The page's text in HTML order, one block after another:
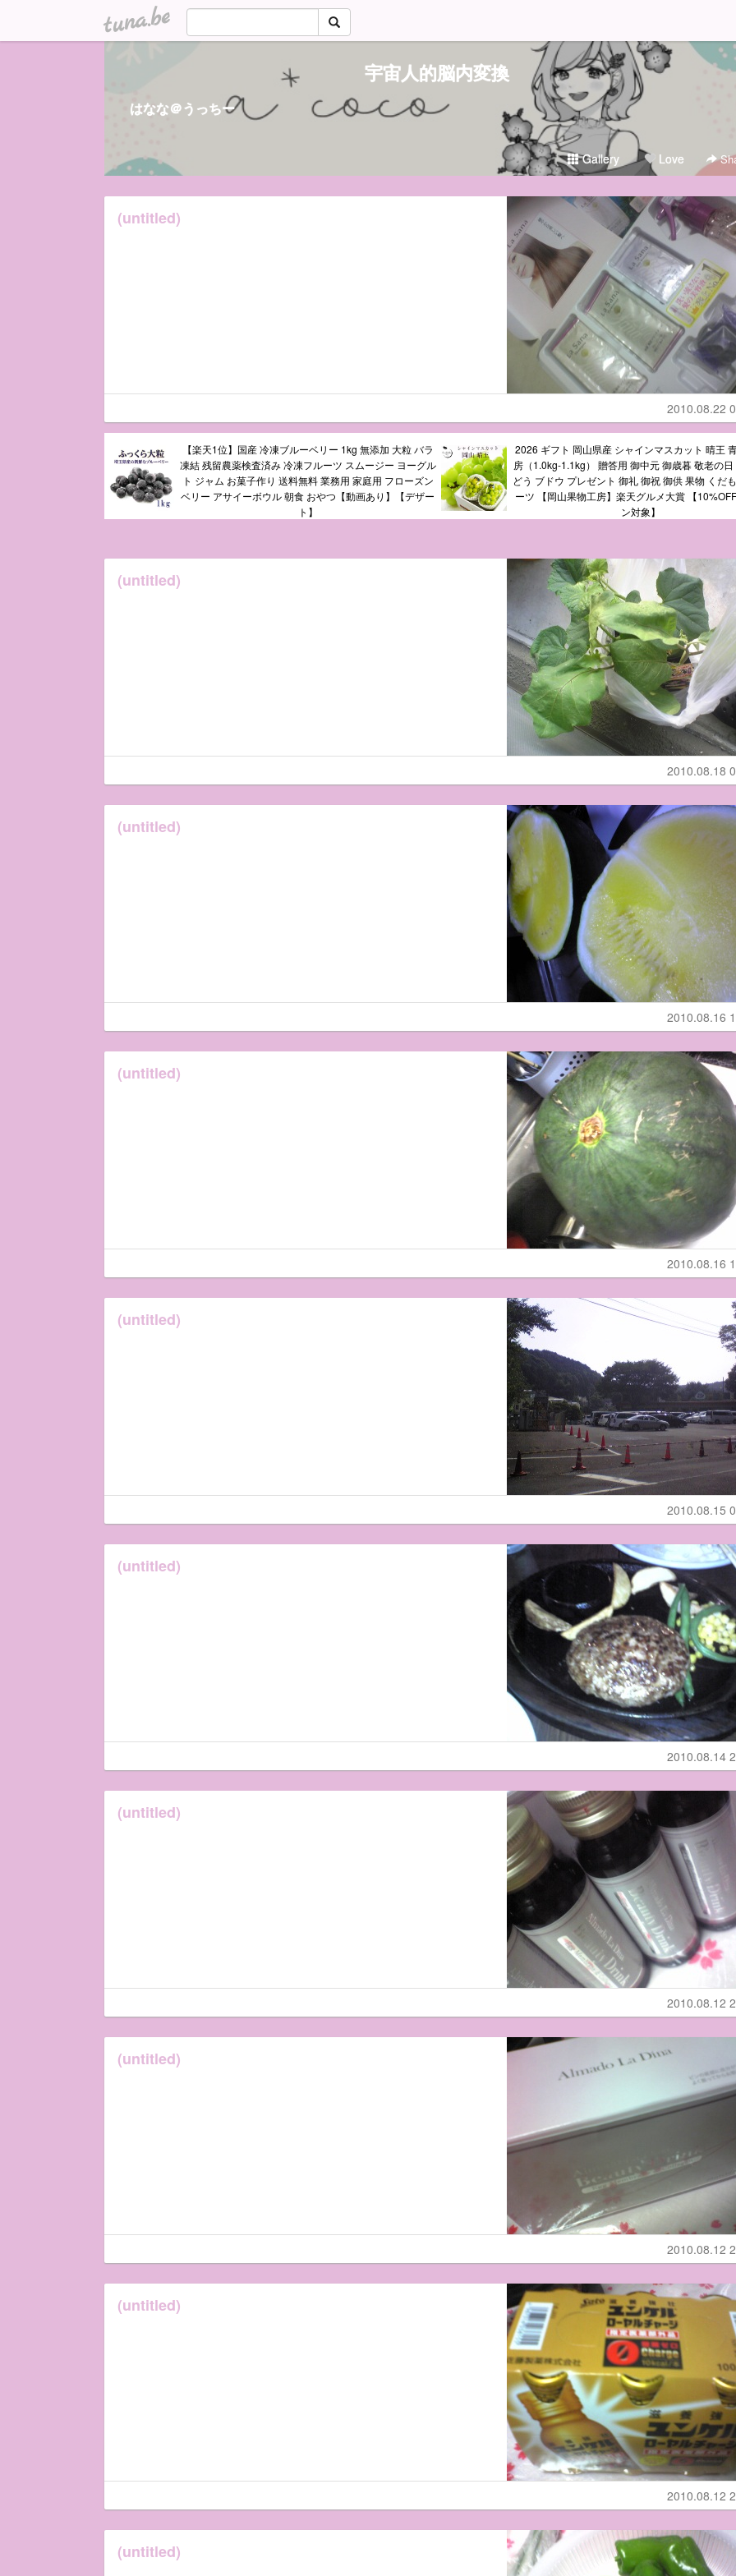
tuna.be
宇宙人的脳内変換
はなな＠うっちー
Gallery Love
(untitled)
2010.08.22
【楽天1位】国産 冷凍ブルーベリー 1kg 無添加 大粒 バラ
凍結 残留農薬検査済み 冷凍フルーツ スムージー ヨーグル
ト ジャム お菓子作り 送料無料 業務用 家庭用 フローズン
ベリー アサイーボウル 朝食 おやつ【動画あり】【デザー
ト】
2026 ギフト 岡山県産 シャインマスカット 晴王
房（1.0kg-1.1kg） 贈答用 御中元 御歳暮 敬老の日
どう ブドウ プレゼント 御礼 御祝 御供 果物 くだ
ーツ 【岡山果物工房】楽天グルメ大賞 【
ン対象】
(untitled)
2010.08.18
(untitled)
2010.08.16
(untitled)
2010.08.16
(untitled)
2010.08.15
(untitled)
2010.08.14
(untitled)
2010.08.12
(untitled)
2010.08.12
(untitled)
2010.08.12
(untitled)